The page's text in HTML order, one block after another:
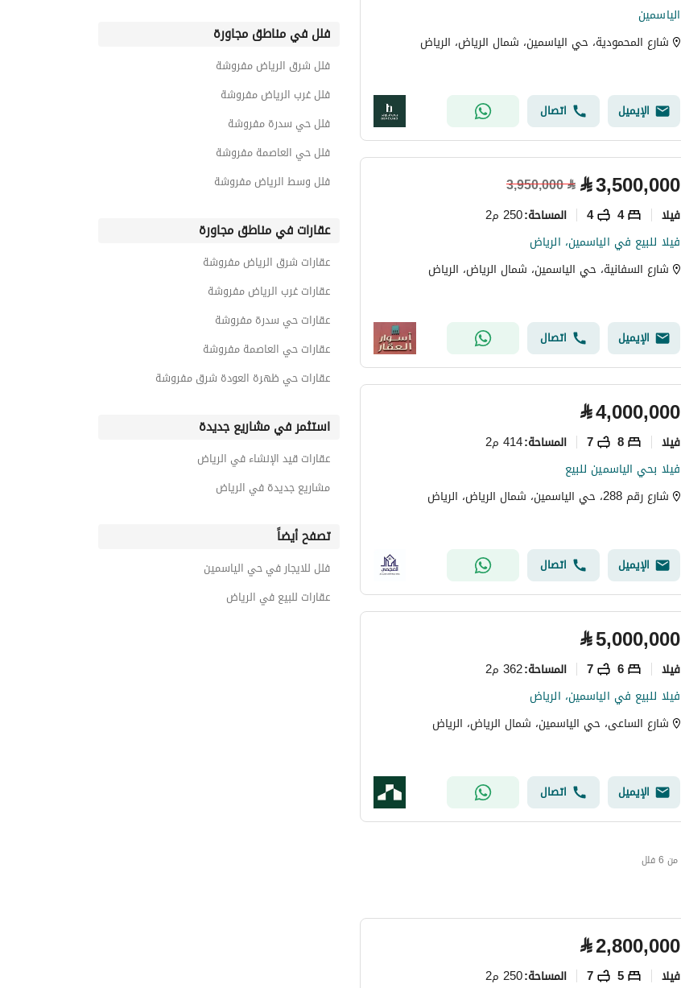
الياسمين
شارع المحمودية، حي الياسمين، شمال الرياض، الرياض
الإيميل اتصال
⃁3,500,000
⃁
3,950,000
فیلا 4
4 المساحة:250 م2
فيلا للبيع في الياسمين، الرياض
شارع السفانية، حي الياسمين، شمال الرياض، الرياض
الإيميل اتصال
⃁4,000,000
فیلا 8
7 المساحة:414 م2
فيلا بحي الياسمين للبيع
شارع رقم 288، حي الياسمين، شمال الرياض، الرياض
الإيميل اتصال
⃁5,000,000
فیلا 6
7 المساحة:362 م2
فيلا للبيع في الياسمين، الرياض
شارع الساعى، حي الياسمين، شمال الرياض، الرياض
الإيميل اتصال
⃁2,800,000
فیلا 5
7 المساحة:250 م2
فلل حي المروج مفروشة
فلل حي الوادي مفروشة
فلل حي العارض مفروشة
فلل في مناطق مجاورة
فلل شرق الرياض مفروشة
فلل غرب الرياض مفروشة
فلل حي سدرة مفروشة
فلل حي العاصمة مفروشة
فلل وسط الرياض مفروشة
عقارات في مناطق مجاورة
عقارات شرق الرياض مفروشة
عقارات غرب الرياض مفروشة
عقارات حي سدرة مفروشة
عقارات حي العاصمة مفروشة
عقارات حي ظهرة العودة شرق مفروشة
استثمر في مشاريع جديدة
عقارات قيد الإنشاء في الرياض
مشاريع جديدة في الرياض
تصفح أيضاً
فلل للايجار في حي الياسمين
عقارات للبيع في الرياض